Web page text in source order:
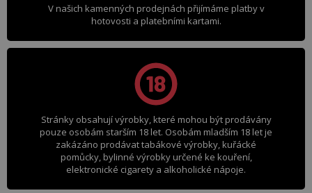
V našich kamenných prodejnách přijímáme platby v
hotovosti a platebními kartami.
Stránky obsahují výrobky, které mohou být prodávány
pouze osobám starším 18 let. Osobám mladším 18 let je
zakázáno prodávat tabákové výrobky, kuřácké
pomůcky, bylinné výrobky určené ke kouření,
elektronické cigarety a alkoholické nápoje.